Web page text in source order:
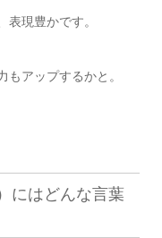
現豊かです。
アップするかと。
にはどんな言葉